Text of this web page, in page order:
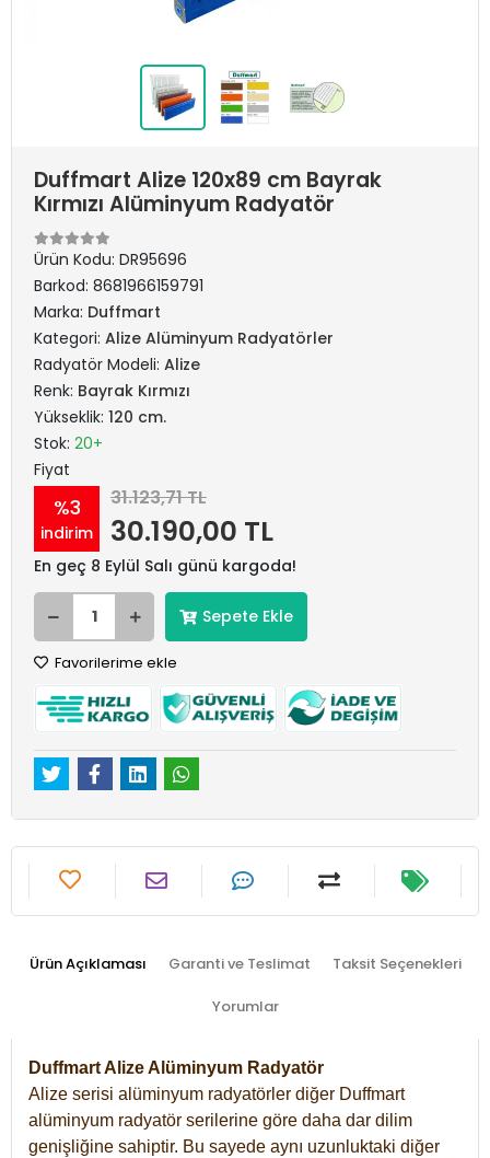
Duffmart Alize 120x89 cm Bayrak
Kırmızı Alüminyum Radyatör
Ürün Kodu: DR95696
Barkod: 8681966159791
Marka: Duffmart
Kategori: Alize Alüminyum Radyatörler
Radyatör Modeli: Alize
Renk: Bayrak Kırmızı
Yükseklik: 120 cm.
Stok: 20+
Fiyat
%3
indirim
31.123,71 TL
30.190,00 TL
En geç 8 Eylül Salı günü kargoda!
Sepete Ekle
Favorilerime ekle
Ürün Açıklaması Garanti ve Teslimat Taksit Seçenekleri
Yorumlar
Duffmart Alize Alüminyum Radyatör
Alize serisi alüminyum radyatörler diğer Duffmart
alüminyum radyatör serilerine göre daha dar dilim
genişliğine sahiptir. Bu sayede aynı uzunluktaki diğer